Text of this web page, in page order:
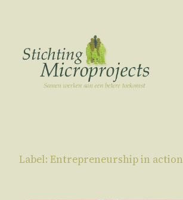
inhoud
Label: Entrepreneurship in action